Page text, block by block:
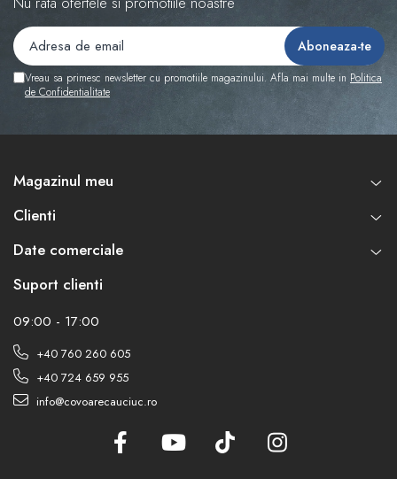
Vreau sa primesc newsletter cu promotiile magazinului. Afla mai multe in Politica
de Confidentialitate
Magazinul meu
Clienti
Date comerciale
Suport clienti
09:00 - 17:00
+40 760 260 605
+40 724 659 955
info@covoarecauciuc.ro